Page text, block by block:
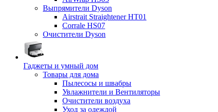
Выпрямители Dyson
Airstrait Straightener HT01
Corrale HS07
Очистители Dyson
Гаджеты и умный дом
Товары для дома
Пылесосы и швабры
Увлажнители и Вентиляторы
Очистители воздуха
Уход за одеждой